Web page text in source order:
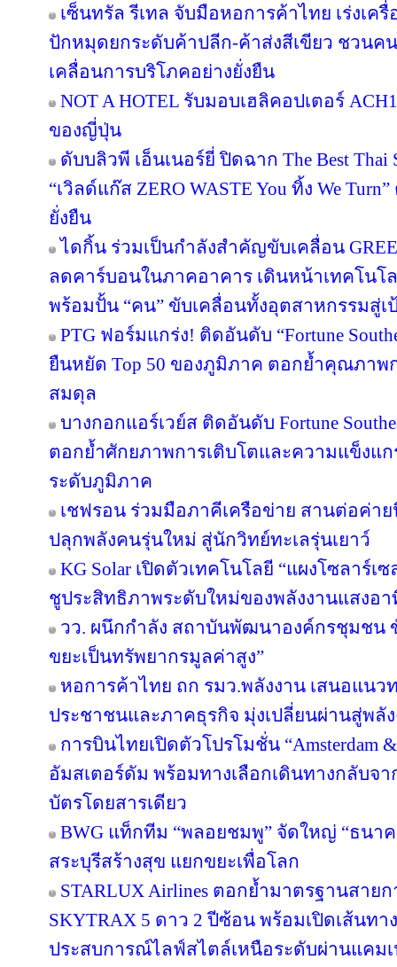
เซ็นทรัล รีเทล จับมือหอการค้าไทย เร่งเครื่
ปักหมุดยกระดับค้าปลีก-ค้าส่งสีเขียว ชวน
เคลื่อนการบริโภคอย่างยั่งยืน
NOT A HOTEL รับมอบเฮลิคอปเตอร์
ของญี่ปุ่น
ดับบลิวพี เอ็นเนอร์ยี่ ปิดฉาก The Best Thai
“เวิลด์แก๊ส ZERO WASTE You ทิ้ง We
ยั่งยืน
ไดกิ้น ร่วมเป็นกำลังสำคัญขับเคลื่อน
ลดคาร์บอนในภาคอาคาร เดินหน้าเทคโนโ
พร้อมปั้น “คน” ขับเคลื่อนทั้งอุตสาหกรรมสู่
PTG ฟอร์มแกร่ง! ติดอันดับ “Fortune
ยืนหยัด Top 50 ของภูมิภาค ตอกย้ำคุณภาพ
สมดุล
บางกอกแอร์เวย์ส ติดอันดับ Fortune
ตอกย้ำศักยภาพการเติบโตและความแข็งแ
ระดับภูมิภาค
เชฟรอน ร่วมมือภาคีเครือข่าย สานต่อค่าย
ปลุกพลังคนรุ่นใหม่ สู่นักวิทย์ทะเลรุ่นเยาว์
KG Solar เปิดตัวเทคโนโลยี “แผงโซลาร์เ
ชูประสิทธิภาพระดับใหม่ของพลังงานแสงอ
วว. ผนึกกำลัง สถาบันพัฒนาองค์กรชุมชน
ขยะเป็นทรัพยากรมูลค่าสูง”
หอการค้าไทย ถก รมว.พลังงาน เสนอแน
ประชาชนและภาคธุรกิจ มุ่งเปลี่ยนผ่านสู่พลั
การบินไทยเปิดตัวโปรโมชั่น “Amsterdam
อัมสเตอร์ดัม พร้อมทางเลือกเดินทางกลับจา
บัตรโดยสารเดียว
BWG แท็กทีม “พลอยชมพู” จัดใหญ่ “ธนา
สระบุรีสร้างสุข แยกขยะเพื่อโลก
STARLUX Airlines ตอกย้ำมาตรฐานสาย
SKYTRAX 5 ดาว 2 ปีซ้อน พร้อมเปิดเส้นทา
ประสบการณ์ไลฟ์สไตล์เหนือระดับผ่านแคมเ